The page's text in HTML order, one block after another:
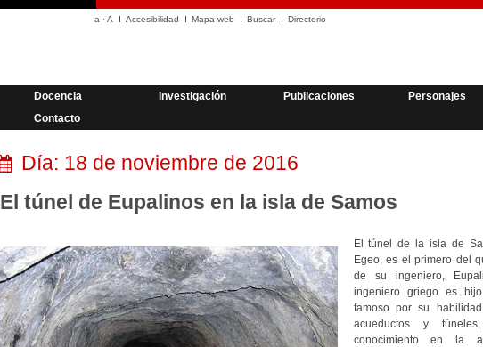
a ·A Accesibilidad Mapa web Buscar Directorio
Docencia Investigación Publicaciones
Personajes
Contacto
Día: 18 de noviembre de 2016
El túnel de Eupalinos en la isla de Samos
El túnel de la isla de
Egeo, es el primero del
de su ingeniero,
ingeniero griego es
famoso por su
acueductos y
conocimiento en la